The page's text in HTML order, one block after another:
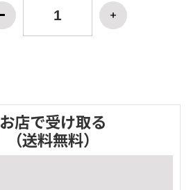
お店で受け取る
（送料無料）